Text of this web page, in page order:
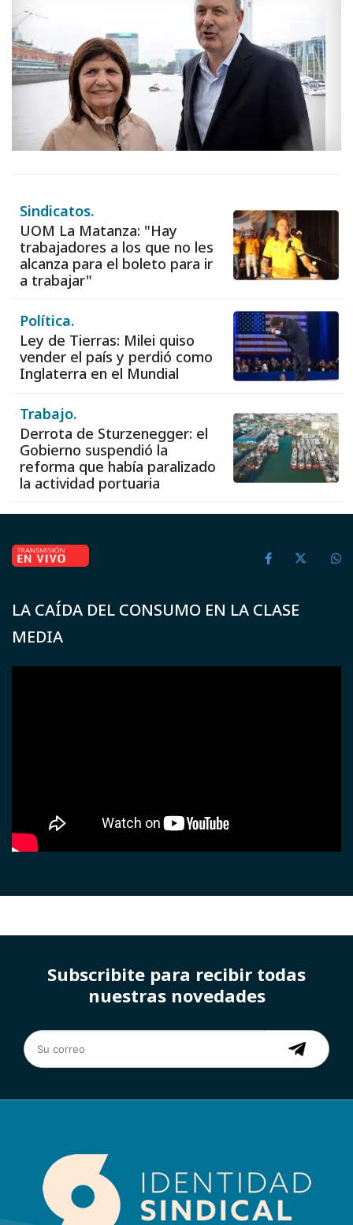
Sindicatos.
UOM La Matanza: "Hay
trabajadores a los que no les
alcanza para el boleto para ir
a trabajar"
Política.
Ley de Tierras: Milei quiso
vender el país y perdió como
Inglaterra en el Mundial
Trabajo.
Derrota de Sturzenegger: el
Gobierno suspendió la
reforma que había paralizado
la actividad portuaria
LA CAÍDA DEL CONSUMO EN LA CLASE
MEDIA
Subscribite para recibir todas
nuestras novedades